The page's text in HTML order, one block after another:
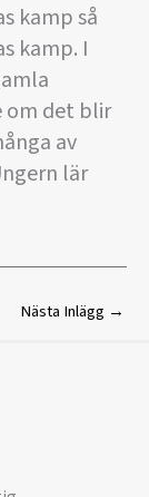
kamp så
kamp. I
om det blir
av
lär
Nästa Inlägg →